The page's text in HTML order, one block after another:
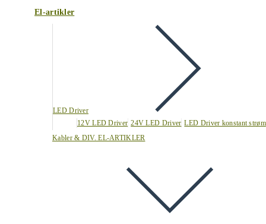
El-artikler
LED Driver
12V LED Driver 24V LED Driver LED Driver konstant strøm
Kabler & DIV. EL-ARTIKLER